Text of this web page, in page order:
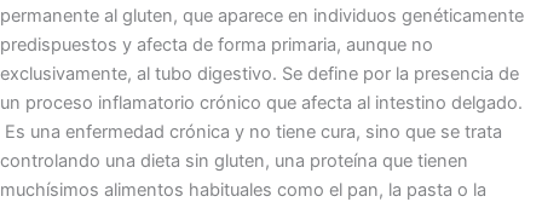
permanente al gluten, que aparece en individuos genéticamente
predispuestos y afecta de forma primaria, aunque no
exclusivamente, al tubo digestivo. Se define por la presencia de
un proceso inflamatorio crónico que afecta al intestino delgado.
Es una enfermedad crónica y no tiene cura, sino que se trata
controlando una dieta sin gluten, una proteína que tienen
muchísimos alimentos habituales como el pan, la pasta o la